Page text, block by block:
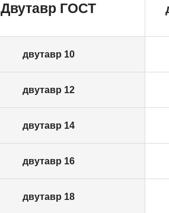
Двутавр ГОСТ
двутавр 10
двутавр 12
двутавр 14
двутавр 16
двутавр 18